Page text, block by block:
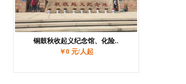
铜鼓秋收起义纪念馆、化险..
￥0 元/人起